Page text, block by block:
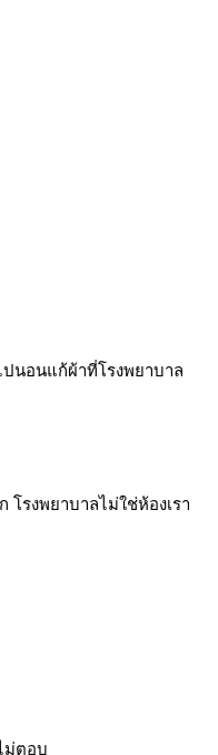
ปนอนแก้ผ้าที่โรงพยาบาล
รงพยาบาลไม่ใช่ห้องเรา
ม่ตอบ